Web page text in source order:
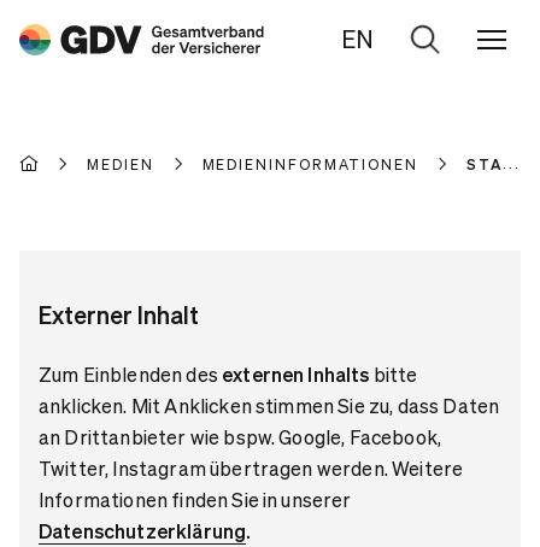
EN
Zur
MEDIEN MEDIENINFORMATIONEN
Externer Inhalt
Zum Einblenden des externen Inhalts bitte
anklicken. Mit Anklicken stimmen Sie zu, dass Daten
an Drittanbieter wie bspw. Google, Facebook,
Twitter, Instagram übertragen werden. Weitere
Informationen finden Sie in unserer
Datenschutzerklärung.